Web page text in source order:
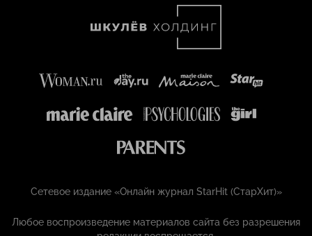
Сетевое издание «Онлайн журнал StarHit (СтарХит)»
Любое воспроизведение материалов сайта без разрешения